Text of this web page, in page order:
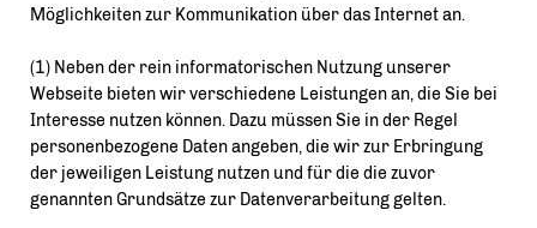
Möglichkeiten zur Kommunikation über das Internet an.
(1) Neben der rein informatorischen Nutzung unserer
Webseite bieten wir verschiedene Leistungen an, die Sie bei
Interesse nutzen können. Dazu müssen Sie in der Regel
personenbezogene Daten angeben, die wir zur Erbringung
der jeweiligen Leistung nutzen und für die die zuvor
genannten Grundsätze zur Datenverarbeitung gelten.